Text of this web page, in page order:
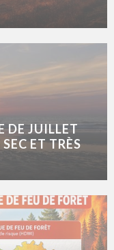
DE JUILLET
ET TRÈS